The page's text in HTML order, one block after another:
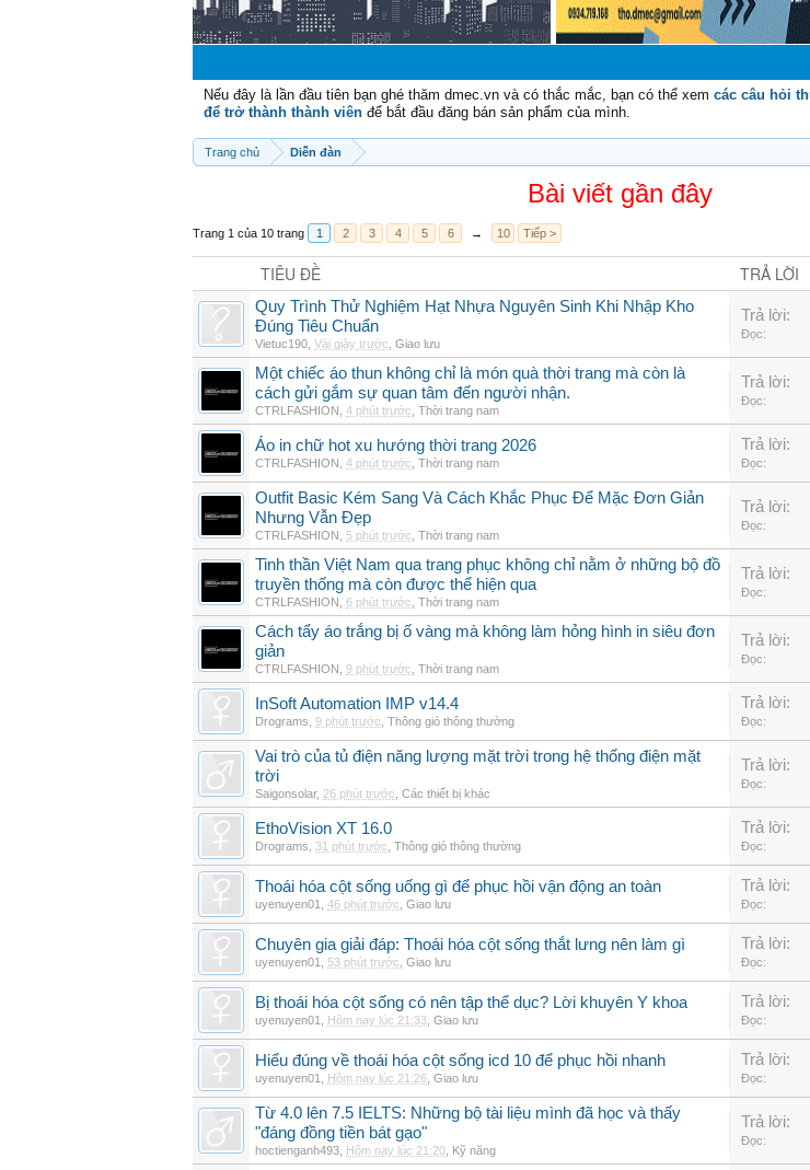
Chào
Nếu đây là lần đầu tiên bạn ghé thăm dmec.vn và có thắc mắc, bạn có thể xem các câu hỏi
để trở thành thành viên để bắt đầu đăng bán sản phẩm của mình.
Trang chủ Diễn đàn
Bài viết gần đây
Trang 1 của 10 trang 1 2 3 4 5 6 → 10 Tiếp >
TIÊU ĐỀ TRẢ LỜI
Quy Trình Thử Nghiệm Hạt Nhựa Nguyên Sinh Khi Nhập Kho
Đúng Tiêu Chuẩn
Vietuc190 Vài giây trước Giao lưu
Trả lời:
Đọc:
Một chiếc áo thun không chỉ là món quà thời trang mà còn là
cách gửi gắm sự quan tâm đến người nhận.
CTRLFASHION 4 phút trước Thời trang nam
Trả lời:
Đọc:
Áo in chữ hot xu hướng thời trang 2026
CTRLFASHION 4 phút trước Thời trang nam
Trả lời:
Đọc:
Outfit Basic Kém Sang Và Cách Khắc Phục Để Mặc Đơn Giản
Nhưng Vẫn Đẹp
CTRLFASHION 5 phút trước Thời trang nam
Trả lời:
Đọc:
Tinh thần Việt Nam qua trang phục không chỉ nằm ở những bộ đồ
truyền thống mà còn được thể hiện qua
CTRLFASHION 6 phút trước Thời trang nam
Trả lời:
Đọc:
Cách tẩy áo trắng bị ố vàng mà không làm hỏng hình in siêu đơn
giản
CTRLFASHION 9 phút trước Thời trang nam
Trả lời:
Đọc:
InSoft Automation IMP v14.4
Drograms 9 phút trước Thông gió thông thường
Trả lời:
Đọc:
Vai trò của tủ điện năng lượng mặt trời trong hệ thống điện mặt
trời
Saigonsolar, 26 phút trước Các thiết bị khác
Trả lời:
Đọc:
EthoVision XT 16.0
Drograms 31 phút trước Thông gió thông thường
Trả lời:
Đọc:
Thoái hóa cột sống uống gì để phục hồi vận động an toàn
uyenuyen01 46 phút trước Giao lưu
Trả lời:
Đọc:
Chuyên gia giải đáp: Thoái hóa cột sống thắt lưng nên làm gì
uyenuyen01 53 phút trước Giao lưu
Trả lời:
Đọc:
Bị thoái hóa cột sống có nên tập thể dục? Lời khuyên Y khoa
uyenuyen01 Hôm nay lúc 21:33 Giao lưu
Trả lời:
Đọc:
Hiểu đúng về thoái hóa cột sống icd 10 để phục hồi nhanh
uyenuyen01 Hôm nay lúc 21:26 Giao lưu
Trả lời:
Đọc:
Từ 4.0 lên 7.5 IELTS: Những bộ tài liệu mình đã học và thấy
"đáng đồng tiền bát gạo"
hoctienganh493 Hôm nay lúc 21:20 Kỹ năng
Trả lời:
Đọc: